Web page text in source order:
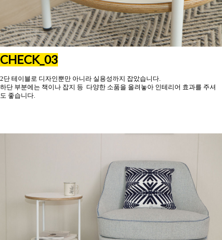
CHECK_03
2단 테이블로 디자인뿐만 아니라 실용성까지 잡았습니다.
하단 부분에는 책이나 잡지 등 다양한 소품을 올려놓아 인테리어 효과를 주셔
도 좋습니다.